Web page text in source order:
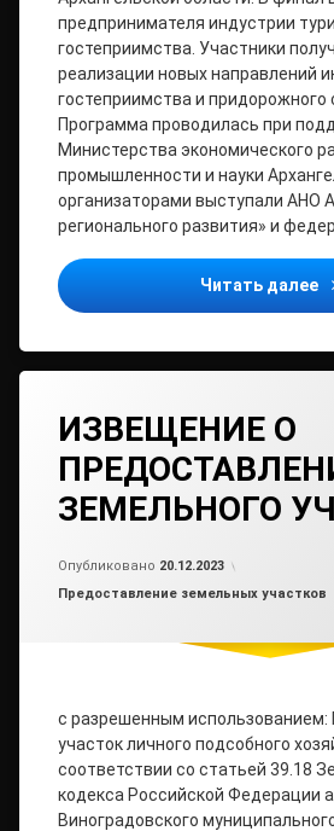
предпринимателя индустрии
гостеприимства. Участники
реализации новых направлений
гостеприимства и придорожного
Программа проводилась при
Министерства экономического
промышленности и науки
организаторами выступали АНО
регионального развития» и
Читать далее
ИЗВЕЩЕНИЕ О
ЗЕМЕЛЬНОГО
Опубликовано 20.12.2023
Рубрики:
Предоставление земельных участков
с разрешенным использованием:
участок личного подсобного
соответствии со статьей 39.18
кодекса Российской Федерации
Виноградовского